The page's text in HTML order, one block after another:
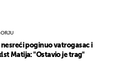
nesreći poginuo vatrogasac i
Matija: "Ostavio je trag"